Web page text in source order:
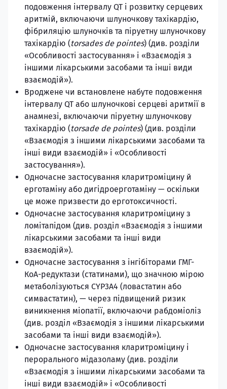
подовження інтервалу QT і розвитку серцевих
аритмій, включаючи шлуночкову тахікардію,
фібриляцію шлуночків та піруетну шлуночкову
тахікардію (torsades de pointes) (див. розділи
«Особливості застосування» і «Взаємодія з
іншими лікарськими засобами та інші види
взаємодій»).
Вроджене чи встановлене набуте подовження
інтервалу QT або шлуночкові серцеві аритмії в
анамнезі, включаючи піруетну шлуночкову
тахікардію (torsade de pointes) (див. розділи
«Взаємодія з іншими лікарськими засобами та
інші види взаємодій» і «Особливості
застосування»).
Одночасне застосування кларитроміцину й
ерготаміну або дигідроерготаміну — оскільки
це може призвести до ерготоксичності.
Одночасне застосування кларитроміцину з
ломітапідом (див. розділ «Взаємодія з іншими
лікарськими засобами та інші види
взаємодій»).
Одночасне застосування з інгібіторами ГМГ-
КоА-редуктази (статинами), що значною мірою
метаболізуються CYP3A4 (ловастатин або
симвастатин), — через підвищений ризик
виникнення міопатії, включаючи рабдоміоліз
(див. розділ «Взаємодія з іншими лікарськими
засобами та інші види взаємодій»).
Одночасне застосування кларитроміцину і
перорального мідазоламу (див. розділи
«Взаємодія з іншими лікарськими засобами та
інші види взаємодій» і «Особливості